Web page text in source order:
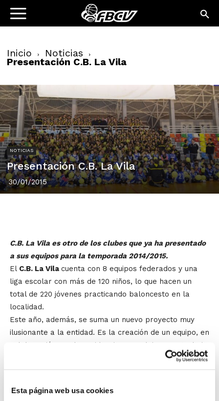
Esta página web usa cookies
Inicio Noticias
Presentación C.B. La Vila
NOTICIAS
Presentación C.B. La Vila
30/01/2015
C.B. La Vila es otro de los clubes que ya ha presentado
a sus equipos para la temporada 2014/2015.
El C.B. La Vila cuenta con 8 equipos federados y una
liga escolar con más de 120 niños, lo que hacen un
total de 220 jóvenes practicando baloncesto en la
localidad.
Este año, además, se suma un nuevo proyecto muy
ilusionante a la entidad. Es la creación de un equipo, en
colaboración con la residencia Les Talaies, que trabaja
con personas con discapacidad intelectual de la
del deporte y, a medio plazo, confían poder competir